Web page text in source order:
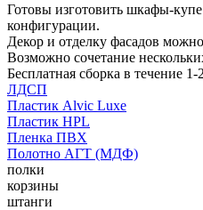
Готовы изготовить шкафы-
конфигурации.
Декор и отделку фасадов
Возможно сочетание
Бесплатная сборка в течение
ЛДСП
Пластик Alvic Luxe
Пластик HPL
Пленка ПВХ
Полотно АГТ (МДФ)
полки
корзины
штанги